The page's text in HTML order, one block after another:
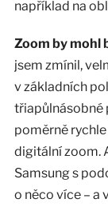
například na
Zoom by mohl
jsem zmínil,
v základních
třiapůlnásobné
poměrně
digitální zoom.
Samsung s
o něco více – a